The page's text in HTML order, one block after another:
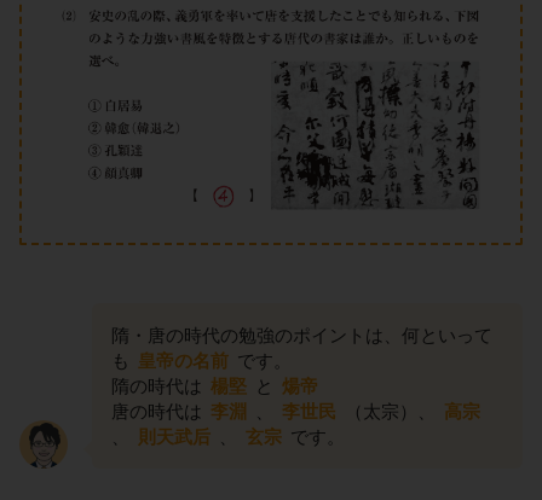
隋・唐の時代の勉強のポイントは、何といって
も 皇帝の名前 です。
隋の時代は 楊堅 と
煬帝
唐の時代は 李淵 李世民 （太宗）、
高宗
則天武后 玄宗 です。